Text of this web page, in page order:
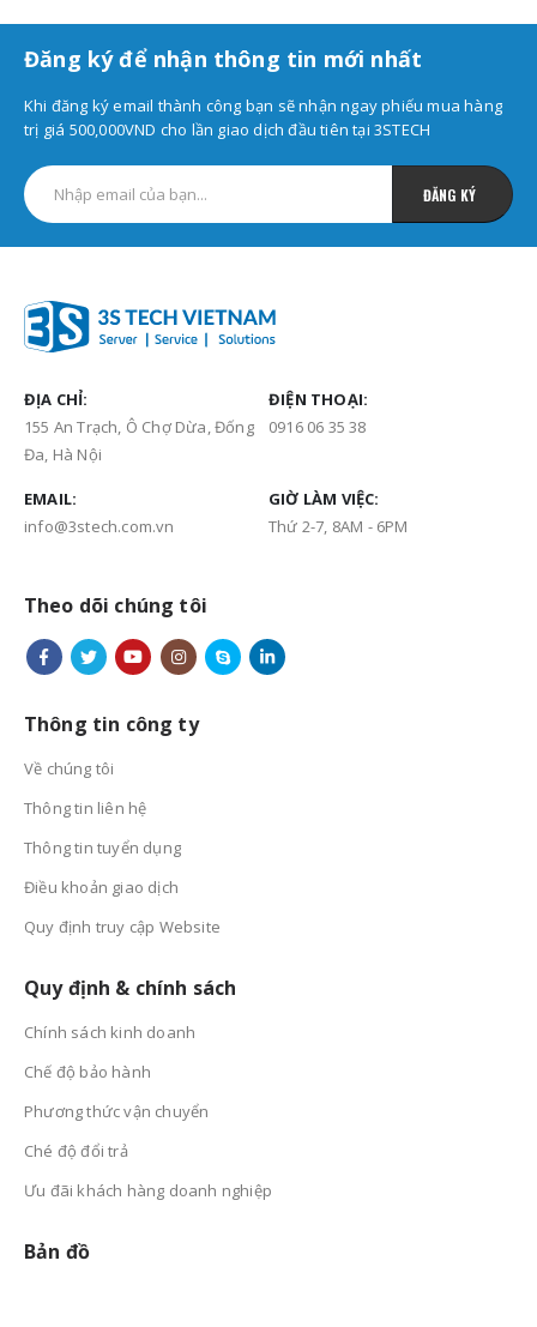
Đăng ký để nhận thông tin mới nhất
Khi đăng ký email thành công bạn sẽ nhận ngay phiếu mua hàng
trị giá 500,000VND cho lần giao dịch đầu tiên tại 3STECH
ĐỊA CHỈ:
155 An Trạch, Ô Chợ Dừa, Đống
Đa, Hà Nội
ĐIỆN THOẠI:
0916 06 35 38
EMAIL:
info@3stech.com.vn
GIỜ LÀM VIỆC:
Thứ 2-7, 8AM - 6PM
Theo dõi chúng tôi
Thông tin công ty
Về chúng tôi
Thông tin liên hệ
Thông tin tuyển dụng
Điều khoản giao dịch
Quy định truy cập Website
Quy định & chính sách
Chính sách kinh doanh
Chế độ bảo hành
Phương thức vận chuyển
Ché độ đổi trả
Ưu đãi khách hàng doanh nghiệp
Bản đồ